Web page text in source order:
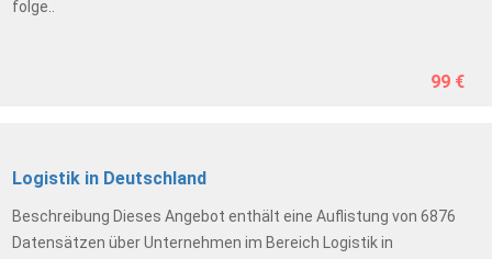
folge..
99 €
Logistik in Deutschland
Beschreibung Dieses Angebot enthält eine Auflistung von 6876
Datensätzen über Unternehmen im Bereich Logistik in